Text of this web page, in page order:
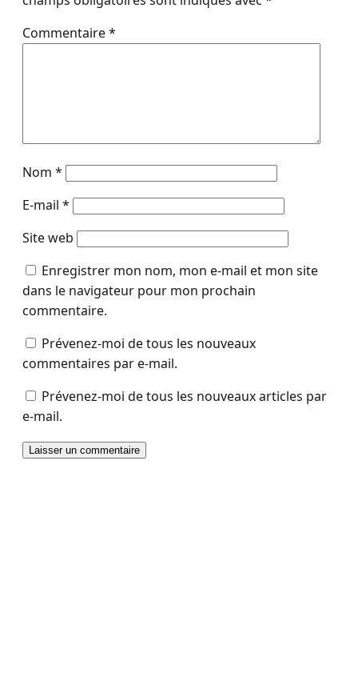
Commentaire*
Nom *
E-mail *
Site web
Enregistrer mon nom, mon e-mail et mon site
dans le navigateur pour mon prochain
commentaire.
Prévenez-moi de tous les nouveaux
commentaires par e-mail.
Prévenez-moi de tous les nouveaux articles par
e-mail.